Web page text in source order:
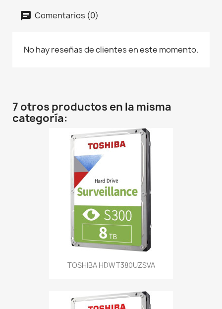
Comentarios (0)
No hay reseñas de clientes en este momento.
7 otros productos en la misma
categoría:
TOSHIBA HDWT380UZSVA